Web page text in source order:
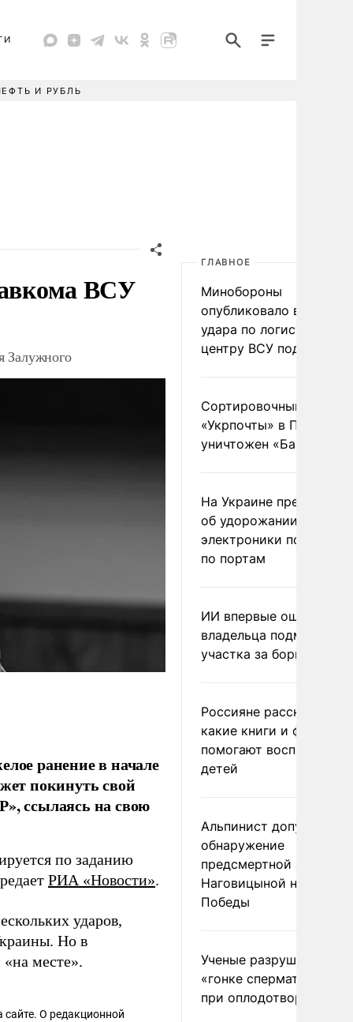
И РУБЛЬ
ВСУ
Залужного
ранение в начале
покинуть свой
ссылаясь на свою
по заданию
РИА «Новости».
ударов,
Но в
месте».
сайте. О редакционной
ГЛАВНОЕ
Минобороны
опубликовало видео
удара по
центру ВСУ под Киевом
Сортировочный пункт
«Укрпочты» в
уничтожен
На Украине
об удорожании
электроники после
по портам
ИИ впервые
владельца
участка за борщевик
Россияне рассказали,
какие книги и фильмы
помогают воспитывать
детей
Альпинист допустил
обнаружение
предсмертной записки
Наговицыной на пике
Победы
Ученые разрушили миф
«гонке
при оплодотворении